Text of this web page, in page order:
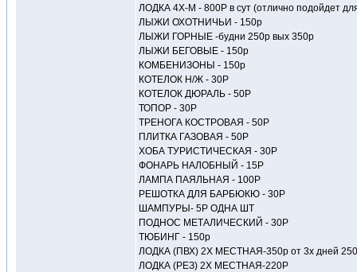
ЛОДКА 4Х-М - 800Р в сут (отлично подойдет
ЛЫЖИ ОХОТНИЧЬИ - 150р
ЛЫЖИ ГОРНЫЕ -будни 250р вых 350р
ЛЫЖИ БЕГОВЫЕ - 150р
КОМБЕНИЗОНЫ - 150р
КОТЕЛОК Н/Ж - 30Р
КОТЕЛОК ДЮРАЛЬ - 50Р
ТОПОР - 30Р
ТРЕНОГА КОСТРОВАЯ - 50Р
ПЛИТКА ГАЗОВАЯ - 50Р
ХОБА ТУРИСТИЧЕСКАЯ - 30Р
ФОНАРЬ НАЛОБНЫЙ - 15Р
ЛАМПА ПАЯЛЬНАЯ - 100Р
РЕШОТКА ДЛЯ БАРБЮКЮ - 30Р
ШАМПУРЫ- 5Р ОДНА ШТ
ПОДНОС МЕТАЛИЧЕСКИЙ - 30Р
ТЮБИНГ - 150р
ЛОДКА (ПВХ) 2Х МЕСТНАЯ-350р от 3х дней
ЛОДКА (РЕЗ) 2Х МЕСТНАЯ-220Р